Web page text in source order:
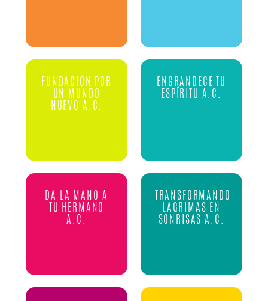
FUNDACION POR
UN MUNDO
NUEVO A.C.
ENGRANDECE TU
ESPÍRITU A.C.
DA LA MANO A
TU HERMANO
A.C.
TRANSFORMANDO
LAGRIMAS EN
SONRISAS A.C.